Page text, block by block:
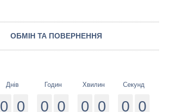
ОБМІН ТА ПОВЕРНЕННЯ
Днів
0 0
Годин
0 0
Хвилин
0 0
Секунд
0 0